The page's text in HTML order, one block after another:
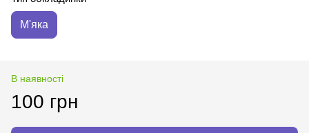
М'яка
В наявності
100 грн